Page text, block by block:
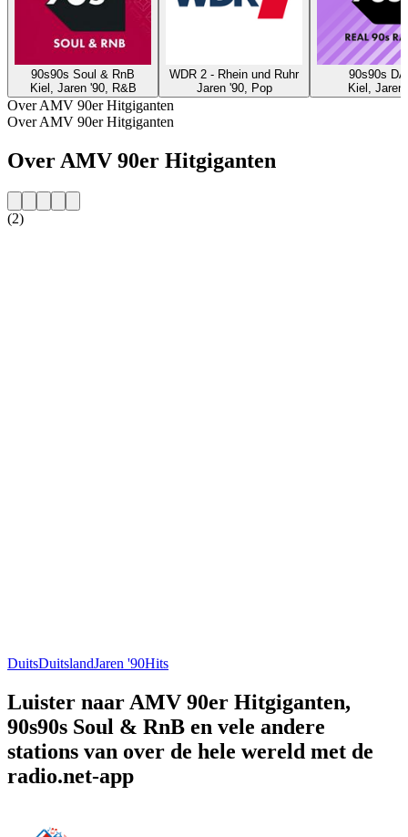
90s90s Soul & RnB
Kiel, Jaren '90, R&B
WDR 2 - Rhein und Ruhr
Jaren '90, Pop
90s90s
Kiel, Jaren
Over AMV 90er Hitgiganten
Over AMV 90er Hitgiganten
Over AMV 90er Hitgiganten
(2)
DuitsDuitslandJaren '90Hits
Luister naar AMV 90er Hitgiganten,
90s90s Soul & RnB en vele andere
stations van over de hele wereld met de
radio.net-app